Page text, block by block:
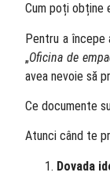
Cum poți obține
Pentru a începe
„Oficina de
avea nevoie să
Ce documente
Atunci când te
Dovada